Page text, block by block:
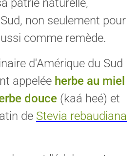
patrie naturelle,
non seulement pour
comme remède.
d'Amérique du Sud
appelée herbe au miel
douce (kaá heé) et
de Stevia rebaudiana